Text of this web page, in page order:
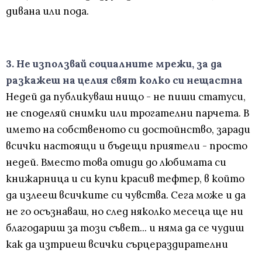
дивана или пода.
3. Не използвай социалните мрежи, за да
разкажеш на целия свят колко си нещастна
Недей да публикуваш нищо - не пиши статуси,
не споделяй снимки или трогателни парчета. В
името на собственото си достойнство, заради
всички настоящи и бъдещи приятели - просто
недей. Вместо това отиди до любимата си
книжарница и си купи красив тефтер, в който
да излееш всичките си чувства. Сега може и да
не го осъзнаваш, но след няколко месеца ще ни
благодариш за този съвет... и няма да се чудиш
как да изтриеш всички сърцераздирателни